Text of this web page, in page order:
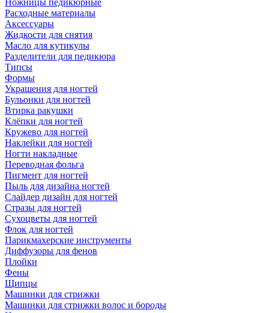
Ножницы педикюрные
Расходные материалы
Аксессуары
Жидкости для снятия
Масло для кутикулы
Разделители для педикюра
Типсы
Формы
Украшения для ногтей
Бульонки для ногтей
Втирка ракушки
Клёпки для ногтей
Кружево для ногтей
Наклейки для ногтей
Ногти накладные
Переводная фольга
Пигмент для ногтей
Пыль для дизайна ногтей
Слайдер дизайн для ногтей
Стразы для ногтей
Сухоцветы для ногтей
Флок для ногтей
Парикмахерские инструменты
Диффузоры для фенов
Плойки
Фены
Щипцы
Машинки для стрижки
Машинки для стрижки волос и бороды